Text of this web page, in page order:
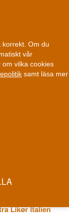
korrekt. Om du
vår
vilka cookies
samt läsa mer
samtalet
fast vid sitt
Det är
Likør Italien